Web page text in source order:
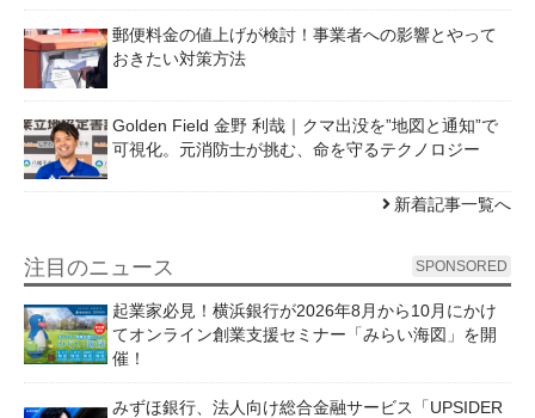
郵便料金の値上げが検討！事業者への影響とやって
おきたい対策方法
Golden Field 金野 利哉｜クマ出没を”地図と通知”で
可視化。元消防士が挑む、命を守るテクノロジー
新着記事一覧へ
注目のニュース SPONSORED
起業家必見！横浜銀行が2026年8月から10月にかけ
てオンライン創業支援セミナー「みらい海図」を開
催！
みずほ銀行、法人向け総合金融サービス「UPSIDER